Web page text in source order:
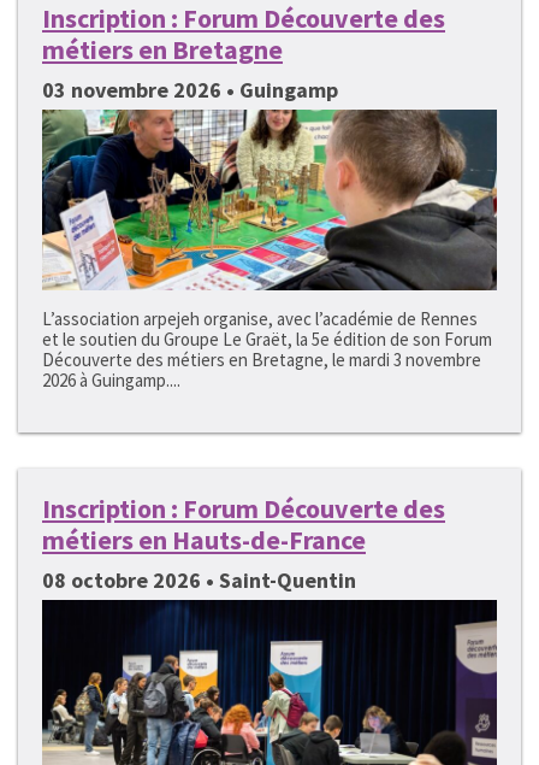
Inscription : Forum Découverte des
métiers en Bretagne
03 novembre 2026 • Guingamp
L’association arpejeh organise, avec l’académie de Rennes
et le soutien du Groupe Le Graët, la 5e édition de son Forum
Découverte des métiers en Bretagne, le mardi 3 novembre
2026 à Guingamp....
Inscription : Forum Découverte des
métiers en Hauts-de-France
08 octobre 2026 • Saint-Quentin